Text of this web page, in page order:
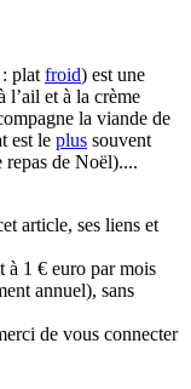
plat froid) est une
l’ail et à la crème
la viande de
est le plus souvent
repas de Noël)....
article, ses liens et
à 1 € euro par mois
annuel), sans
de vous connecter